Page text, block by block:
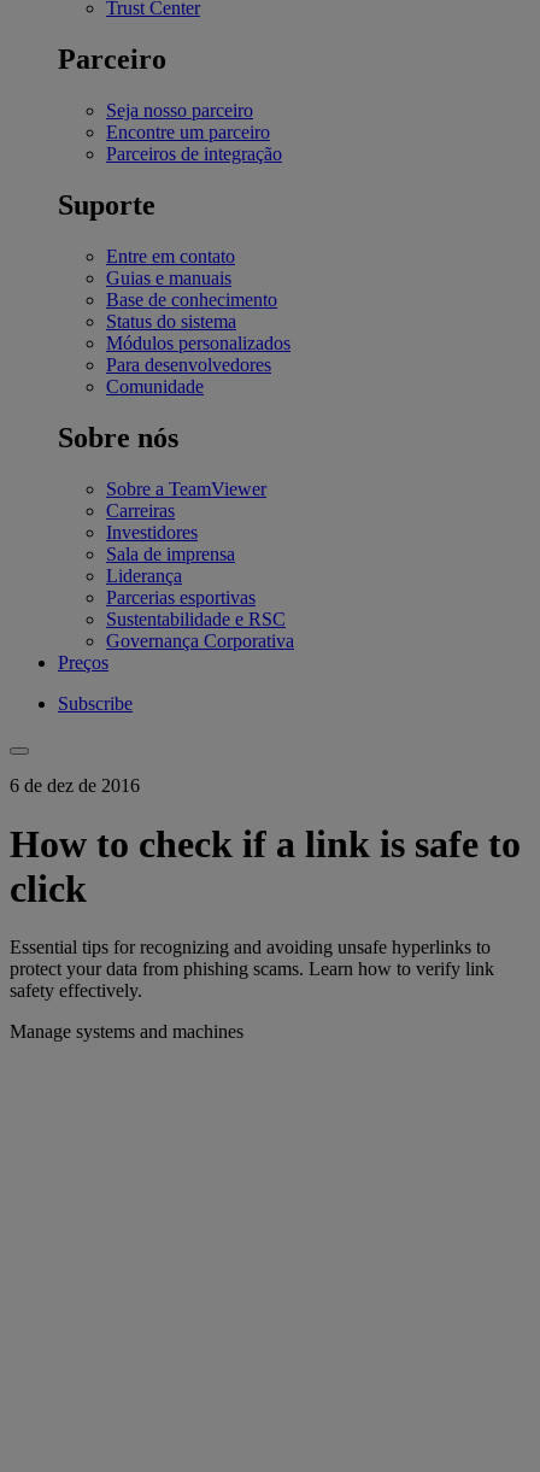
Trust Center
Parceiro
Seja nosso parceiro
Encontre um parceiro
Parceiros de integração
Suporte
Entre em contato
Guias e manuais
Base de conhecimento
Status do sistema
Módulos personalizados
Para desenvolvedores
Comunidade
Sobre nós
Sobre a TeamViewer
Carreiras
Investidores
Sala de imprensa
Liderança
Parcerias esportivas
Sustentabilidade e RSC
Governança Corporativa
Preços
Subscribe
6 de dez de 2016
How to check if a link is safe to
click
Essential tips for recognizing and avoiding unsafe hyperlinks to
protect your data from phishing scams. Learn how to verify link
safety effectively.
Manage systems and machines